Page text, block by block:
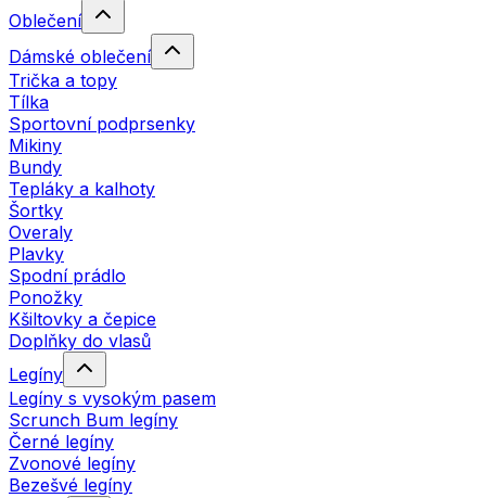
Oblečení
Dámské oblečení
Trička a topy
Tílka
Sportovní podprsenky
Mikiny
Bundy
Tepláky a kalhoty
Šortky
Overaly
Plavky
Spodní prádlo
Ponožky
Kšiltovky a čepice
Doplňky do vlasů
Legíny
Legíny s vysokým pasem
Scrunch Bum legíny
Černé legíny
Zvonové legíny
Bezešvé legíny